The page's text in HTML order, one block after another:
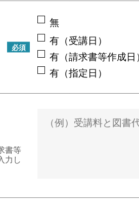
必須
無
有（受講日）
有（請求書等作成日）
有（指定日）
書等
力し